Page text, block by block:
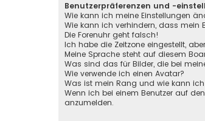
Benutzerpräferenzen und -
Wie kann ich meine Einstellungen
Wie kann ich verhindern, dass mein
Die Forenuhr geht falsch!
Ich habe die Zeitzone eingestellt,
Meine Sprache steht auf diesem
Was sind das für Bilder, die bei
Wie verwende ich einen Avatar?
Was ist mein Rang und wie kann
Wenn ich bei einem Benutzer auf
anzumelden.